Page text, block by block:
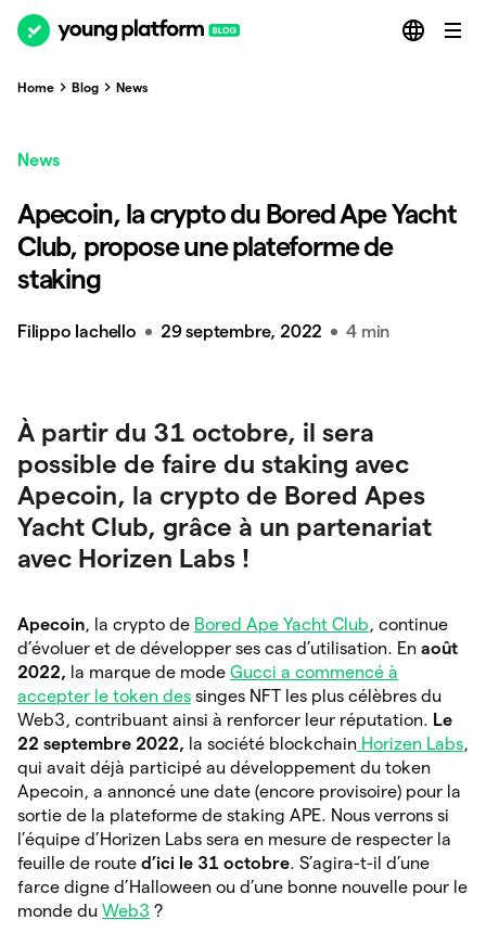
Home Blog News
News
Apecoin, la crypto du Bored Ape Yacht
Club, propose une plateforme de
staking
Filippo Iachello 29 septembre, 2022 4 min
À partir du 31 octobre, il sera
possible de faire du staking avec
Apecoin, la crypto de Bored Apes
Yacht Club, grâce à un partenariat
avec Horizen Labs !
Apecoin, la crypto de Bored Ape Yacht Club, continue
d’évoluer et de développer ses cas d’utilisation. En août
2022, la marque de mode Gucci a commencé à
accepter le token des singes NFT les plus célèbres du
Web3, contribuant ainsi à renforcer leur réputation. Le
22 septembre 2022, la société blockchain Horizen Labs,
qui avait déjà participé au développement du token
Apecoin, a annoncé une date (encore provisoire) pour la
sortie de la plateforme de staking APE. Nous verrons si
l’équipe d’Horizen Labs sera en mesure de respecter la
feuille de route d’ici le 31 octobre. S’agira-t-il d’une
farce digne d’Halloween ou d’une bonne nouvelle pour le
monde du Web3 ?